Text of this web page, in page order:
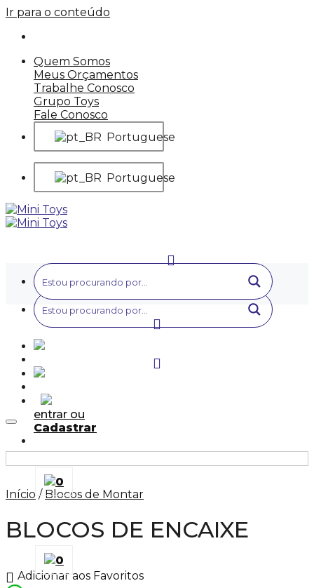
Ir para o conteúdo
Quem Somos
Meus Orçamentos
Trabalhe Conosco
Grupo Toys
Fale Conosco
Portuguese
Portuguese
entrar ou
Cadastrar
0
0
Início / Blocos de Montar
BLOCOS DE ENCAIXE
Adicionar aos Favoritos